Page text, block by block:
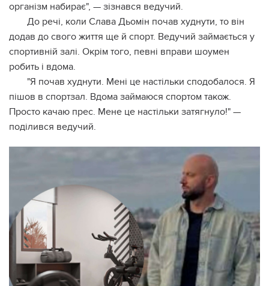
організм набирає", — зізнався ведучий.
До речі, коли Слава Дьомін почав худнути, то він
додав до свого життя ще й спорт. Ведучий займається у
спортивній залі. Окрім того, певні вправи шоумен
робить і вдома.
"Я почав худнути. Мені це настільки сподобалося. Я
пішов в спортзал. Вдома займаюся спортом також.
Просто качаю прес. Мене це настільки затягнуло!" —
поділився ведучий.